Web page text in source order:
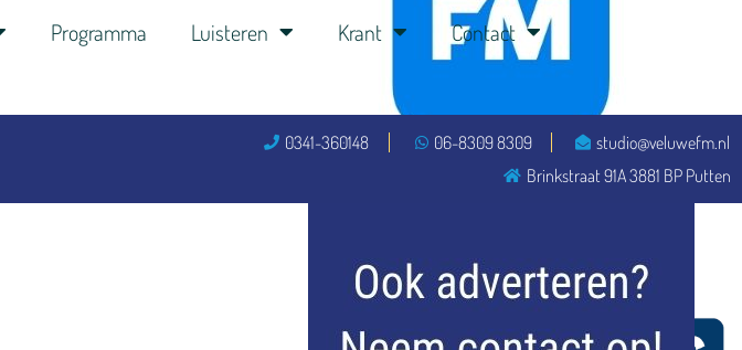
Programma Luisteren Krant Contact
0341-360148 06-8309 8309
studio@veluwefm.nl
Brinkstraat 91A 3881 BP Putten